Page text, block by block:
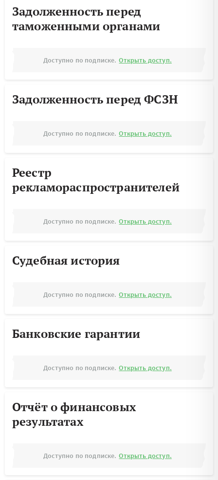
Задолженность перед
таможенными органами
Доступно по подписке. Открыть доступ.
Задолженность перед ФСЗН
Доступно по подписке. Открыть доступ.
Реестр
рекламораспространителей
Доступно по подписке. Открыть доступ.
Судебная история
Доступно по подписке. Открыть доступ.
Банковские гарантии
Доступно по подписке. Открыть доступ.
Отчёт о финансовых
результатах
Доступно по подписке. Открыть доступ.